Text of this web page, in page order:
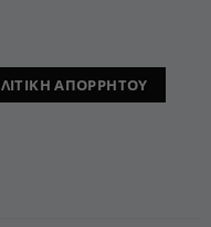
ΑΠΟΡΡΗΤΟΥ